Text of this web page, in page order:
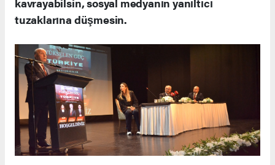
tuzaklarına düşmesin.